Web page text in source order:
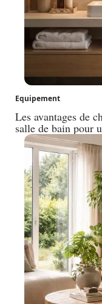
Equipement
Les avantages de
salle de bain pour